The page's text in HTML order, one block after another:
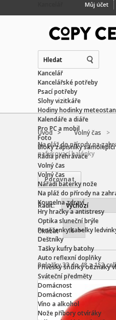
Můj účet
Kancelář
Kancelářské potřeby
Psací potřeby
Slohy vizitkáře
Hodiny hodinky
Kalendáře a diáře
Pro PC a mobil
Foto
Bloky zápisníky
Rádia přehrávače
Volný čas
Volný čas
Nářadí baterky nože
Na pláž do přírody na
Koupelna zdraví
Hry hračky a antistresy
Optika sluneční brýle
Peněženky kabelky
Deštníky
Tašky kufry batohy
Auto reflexní doplňky
Přívěsky šňůrky odznaky
Sváteční předměty
Domácnost
Domácnost
Víno a alkohol
Nože příbory otvíráky
Úvod > Volný čas
>
Na pláž do přírody na
nafukovací balónky
Řadit:
Ukázat
Položky 33 do 48 z 153